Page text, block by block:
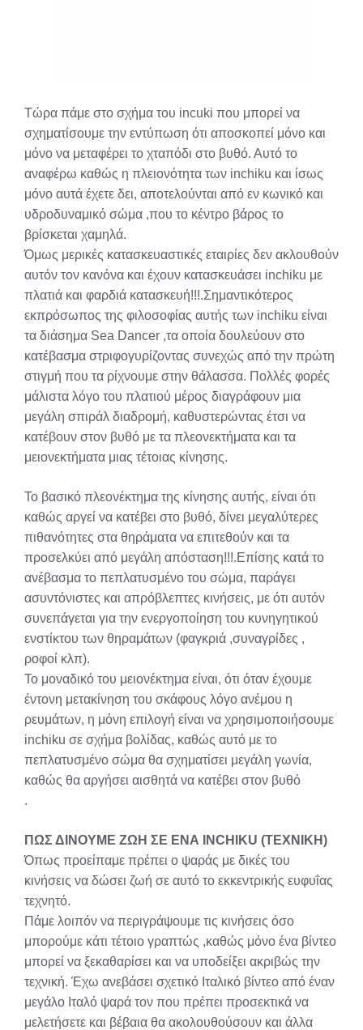
Τώρα πάμε στο σχήμα του incuki που μπορεί να
σχηματίσουμε την εντύπωση ότι αποσκοπεί μόνο και
μόνο να μεταφέρει το χταπόδι στο βυθό. Αυτό το
αναφέρω καθώς η πλειονότητα των inchiku και ίσως
μόνο αυτά έχετε δει, αποτελούνται από εν κωνικό και
υδροδυναμικό σώμα ,που το κέντρο βάρος το
βρίσκεται χαμηλά.
Όμως μερικές κατασκευαστικές εταιρίες δεν ακλουθούν
αυτόν τον κανόνα και έχουν κατασκευάσει inchiku με
πλατιά και φαρδιά κατασκευή!!!.Σημαντικότερος
εκπρόσωπος της φιλοσοφίας αυτής των inchiku είναι
τα διάσημα Sea Dancer ,τα οποία δουλεύουν στο
κατέβασμα στριφογυρίζοντας συνεχώς από την πρώτη
στιγμή που τα ρίχνουμε στην θάλασσα. Πολλές φορές
μάλιστα λόγο του πλατιού μέρος διαγράφουν μια
μεγάλη σπιράλ διαδρομή, καθυστερώντας έτσι να
κατέβουν στον βυθό με τα πλεονεκτήματα και τα
μειονεκτήματα μιας τέτοιας κίνησης.
Το βασικό πλεονέκτημα της κίνησης αυτής, είναι ότι
καθώς αργεί να κατέβει στο βυθό, δίνει μεγαλύτερες
πιθανότητες στα θηράματα να επιτεθούν και τα
προσελκύει από μεγάλη απόσταση!!!.Επίσης κατά το
ανέβασμα το πεπλατυσμένο του σώμα, παράγει
ασυντόνιστες και απρόβλεπτες κινήσεις, με ότι αυτόν
συνεπάγεται για την ενεργοποίηση του κυνηγητικού
ενστίκτου των θηραμάτων (φαγκριά ,συναγρίδες ,
ροφοί κλπ).
Το μοναδικό του μειονέκτημα είναι, ότι όταν έχουμε
έντονη μετακίνηση του σκάφους λόγο ανέμου η
ρευμάτων, η μόνη επιλογή είναι να χρησιμοποιήσουμε
inchiku σε σχήμα βολίδας, καθώς αυτό με το
πεπλατυσμένο σώμα θα σχηματίσει μεγάλη γωνία,
καθώς θα αργήσει αισθητά να κατέβει στον βυθό
.
ΠΩΣ ΔΙΝΟΥΜΕ ΖΩΗ ΣΕ ΕΝΑ INCHIKU (TEXNIKH)
Όπως προείπαμε πρέπει ο ψαράς με δικές του
κινήσεις να δώσει ζωή σε αυτό το εκκεντρικής ευφυΐας
τεχνητό.
Πάμε λοιπόν να περιγράψουμε τις κινήσεις όσο
μπορούμε κάτι τέτοιο γραπτώς ,καθώς μόνο ένα βίντεο
μπορεί να ξεκαθαρίσει και να υποδείξει ακριβώς την
τεχνική. Έχω ανεβάσει σχετικό Ιταλικό βίντεο από έναν
μεγάλο Ιταλό ψαρά τον που πρέπει προσεκτικά να
μελετήσετε και βέβαια θα ακολουθούσουν και άλλα